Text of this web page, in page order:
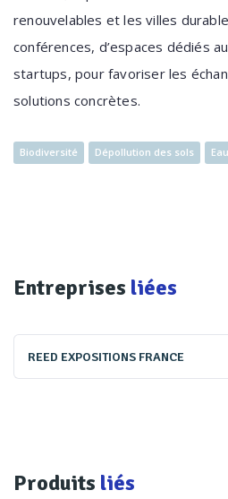
renouvelables et les villes
conférences, d’espaces dédiés
startups, pour favoriser les
solutions concrètes.
Biodiversité Dépollution des sols
Entreprises liées
REED EXPOSITIONS FRANCE
Produits liés